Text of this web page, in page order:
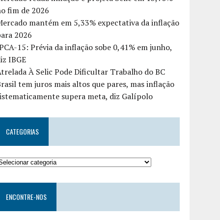
fim de 2026
mantém em 5,33% expectativa da inflação
2026
15: Prévia da inflação sobe 0,41% em junho,
IBGE
À Selic Pode Dificultar Trabalho do BC
tem juros mais altos que pares, mas inflação
supera meta, diz Galípolo
CATEGORIAS
ENCONTRE-NOS